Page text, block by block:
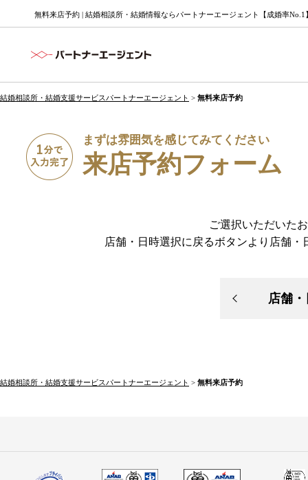
無料来店予約 | 結婚相談所・結婚情報ならパートナーエージェント【成婚率No.1
結婚相談所・結婚支援サービスパートナーエージェント > 無料来店予約
まずは雰囲気を感じてみてください
来店予約フォーム
ご選択いただいた
店舗・日時選択に戻るボタンより店舗
店舗
結婚相談所・結婚支援サービスパートナーエージェント > 無料来店予約